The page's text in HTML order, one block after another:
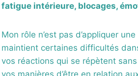
fatigue intérieure, blocages,
Mon rôle n’est pas d’appliquer
maintient certaines difficultés
vos réactions qui se répètent
vos manières d’être en relation